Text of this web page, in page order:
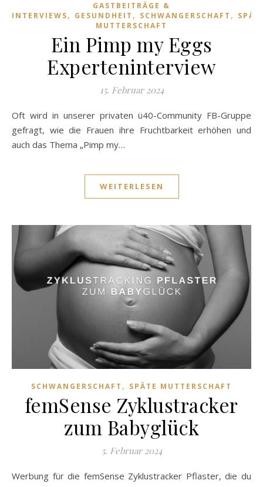
GASTBEITRÄGE &
INTERVIEWS, GESUNDHEIT , SCHWANGERSCHAFT ,
MUTTERSCHAFT
Ein Pimp my Eggs
Experteninterview
15. Februar 2024
Oft wird in unserer privaten ü40-Community FB-Gruppe
gefragt, wie die Frauen ihre Fruchtbarkeit erhöhen und
auch das Thema „Pimp my…
WEITERLESEN
SCHWANGERSCHAFT , SPÄTE MUTTERSCHAFT
femSense Zyklustracker
zum Babyglück
5. Februar 2024
Werbung für die femSense Zyklustracker Pflaster, die du